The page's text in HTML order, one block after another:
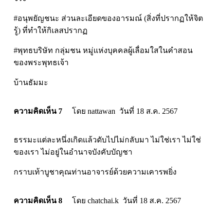
#อนุพยัญชนะ ส่วนละเอียดของอารมณ์ (สิ่งที่ปรากฏให้จิต
รู้) ที่ทำให้กิเลสปรากฏ
#พุทธบริษัท กลุ่มชน หมู่แห่งบุคคลผู้เลื่อมใสในคำสอน
ของพระพุทธเจ้า
บ้านธัมมะ
ความคิดเห็น 7 โดย nattawan วันที่ 18 ส.ค. 2567
ธรรมะแต่ละหนึ่งเกิดแล้วดับไปไม่กลับมา ไม่ใช่เรา ไม่ใช่
ของเรา ไม่อยู่ในอำนาจบังคับบัญชา
กราบเท้าบูชาคุณท่านอาจารย์ด้วยความเคารพยิ่ง
ความคิดเห็น 8 โดย chatchai.k วันที่ 18 ส.ค. 2567